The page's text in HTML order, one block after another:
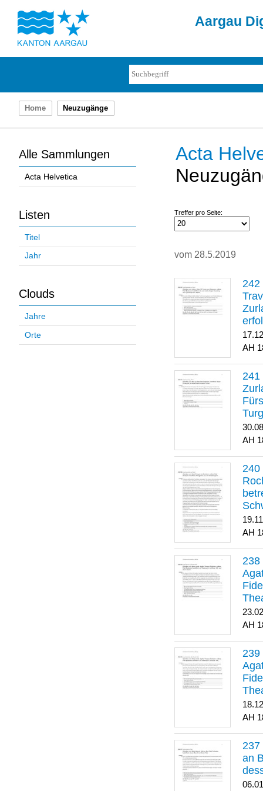
Aargau
Home Neuzugänge
Alle Sammlungen
Acta Helvetica
Listen
Titel
Jahr
Clouds
Jahre
Orte
Acta
Treffer pro Seite:
vom 28.5.2019
an